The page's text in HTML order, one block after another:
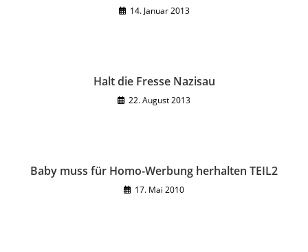
14. Januar 2013
Halt die Fresse Nazisau
22. August 2013
Baby muss für Homo-Werbung herhalten TEIL2
17. Mai 2010